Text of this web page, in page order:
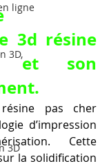
ligne
3D,
3D
3d résine
et son
pas cher
d’impression
Cette
la solidification